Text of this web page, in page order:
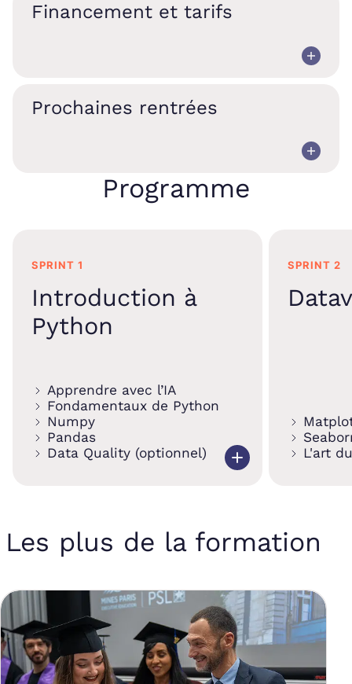
Financement et tarifs
Prochaines rentrées
Programme
SPRINT 1
Introduction à
Python
Apprendre avec l’IA
Fondamentaux de Python
Numpy
Pandas
Data Quality (optionnel)
SPRINT 2
L'art
Les plus de la formation